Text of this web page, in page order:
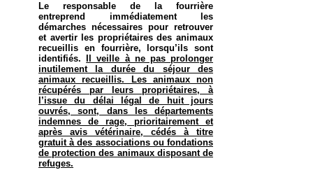
Le responsable de la fourrière
entreprend immédiatement les
démarches nécessaires pour retrouver
et avertir les propriétaires des animaux
recueillis en fourrière, lorsqu’ils sont
identifiés.
Il veille à ne pas prolonger
inutilement la durée du séjour des
animaux recueillis. Les animaux non
récupérés par leurs propriétaires, à
l’issue du délai légal de huit jours
ouvrés, sont, dans les départements
indemnes de rage, prioritairement et
après avis vétérinaire, cédés à titre
gratuit à des associations ou fondations
de protection des animaux disposant de
refuges.